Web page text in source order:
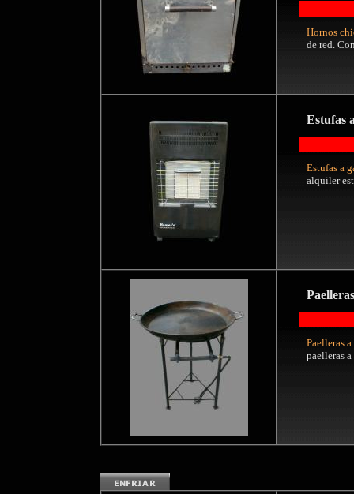
Hornos
de red.
Estufas
Estufas a
alquiler
Paelleras a
paelleras